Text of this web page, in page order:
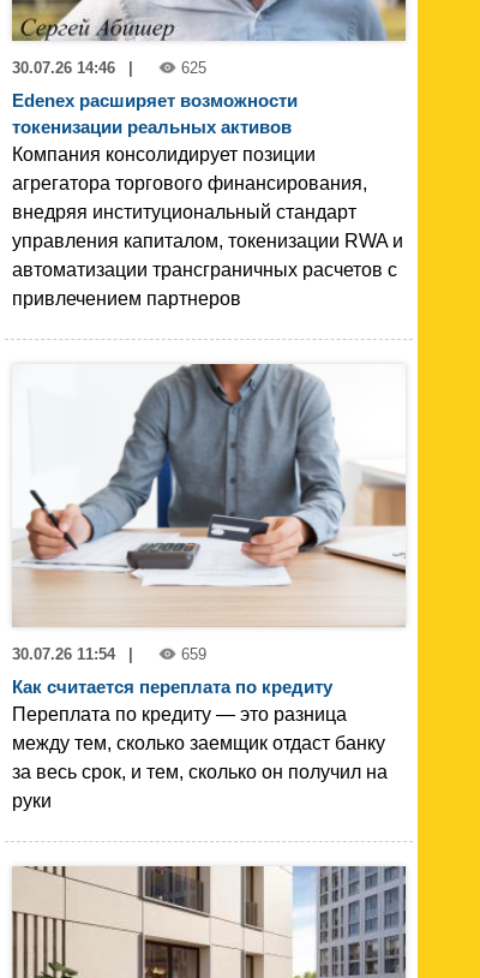
30.07.26 14:46 625
Edenex расширяет возможности
токенизации реальных активов
Компания консолидирует позиции
агрегатора торгового финансирования,
внедряя институциональный стандарт
управления капиталом, токенизации RWA и
автоматизации трансграничных расчетов с
привлечением партнеров
30.07.26 11:54 659
Как считается переплата по кредиту
Переплата по кредиту — это разница
между тем, сколько заемщик отдаст банку
за весь срок, и тем, сколько он получил на
руки